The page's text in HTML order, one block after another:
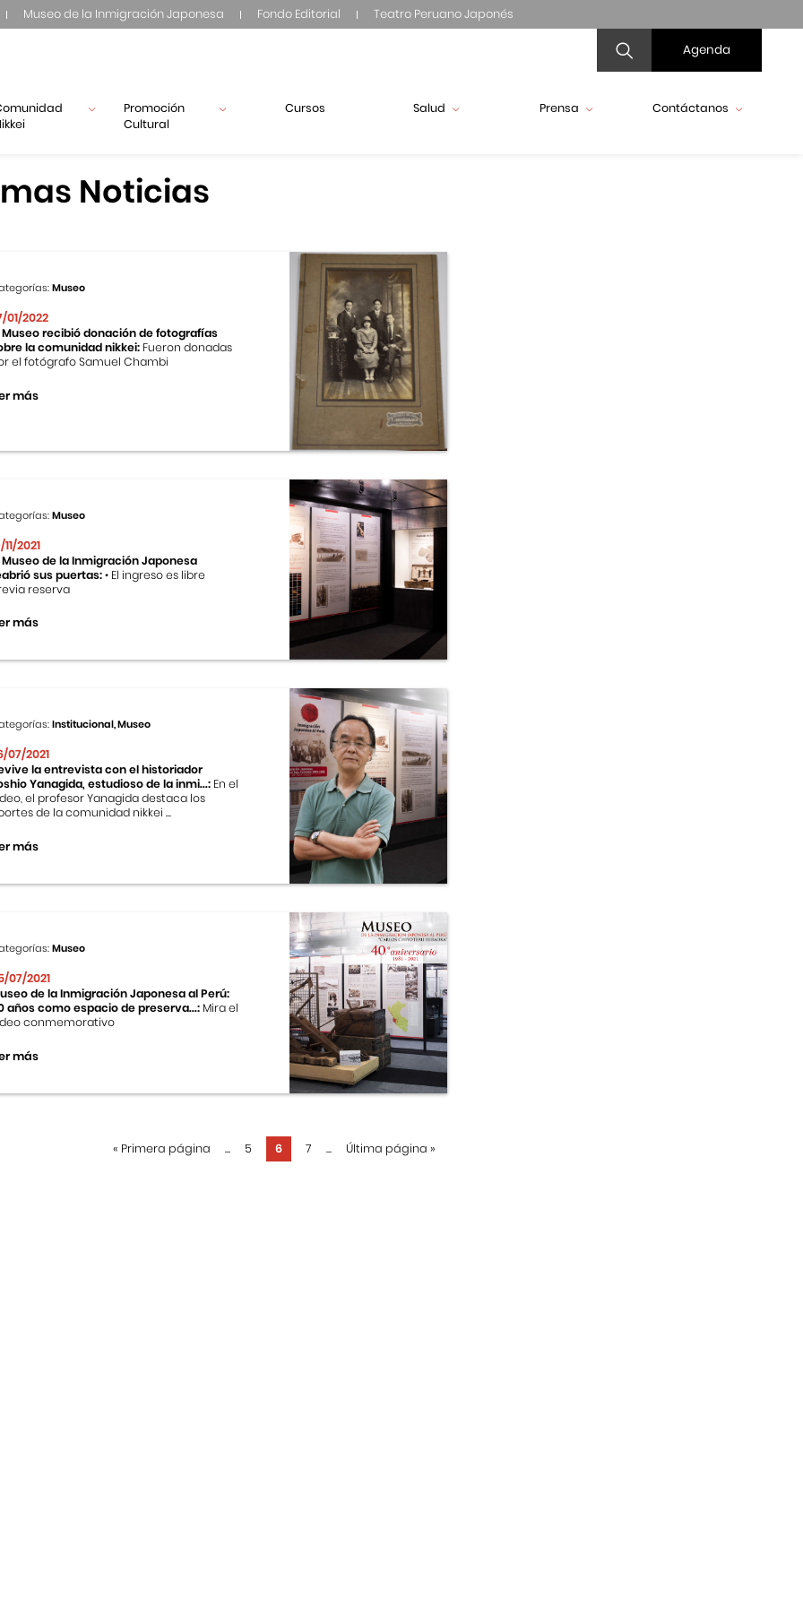
Museo de la Inmigración Japonesa Fondo Editorial Teatro Peruano Japonés
Agenda
Promoción
Cultural
Cursos Salud Prensa Contáctanos
Noticias
Museo
01/2022
Museo recibió donación de fotografías
la comunidad nikkei: Fueron donadas
el fotógrafo Samuel Chambi
más
Museo
11/2021
Museo de la Inmigración Japonesa
sus puertas:• El ingreso es libre
reserva
más
Institucional, Museo
07/2021
la entrevista con el historiador
Yanagida, estudioso de la inmi...: En el
el profesor Yanagida destaca los
de la comunidad nikkei ...
más
Museo
07/2021
de la Inmigración Japonesa al Perú:
años como espacio de preserva...: Mira el
conmemorativo
más
« Primera página ... 5 6 7 ... Última página »